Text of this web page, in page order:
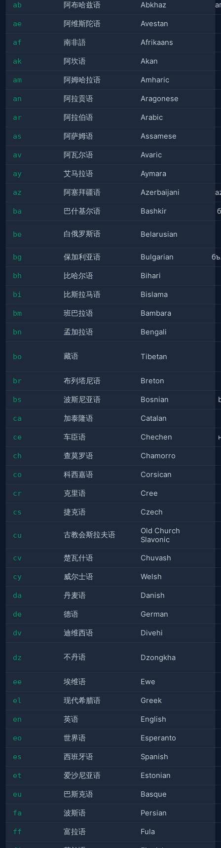
ab 阿布哈兹语 Abkhaz
ae 阿维斯陀语 Avestan
af 南非語 Afrikaans
ak 阿坎语 Akan
am 阿姆哈拉语 Amharic
an 阿拉贡语 Aragonese
ar 阿拉伯语 Arabic
as 阿萨姆语 Assamese
av 阿瓦尔语 Avaric
ay 艾马拉语 Aymara
az 阿塞拜疆语 Azerbaijani
ba 巴什基尔语 Bashkir
be 白俄罗斯语 Belarusian
bg 保加利亚语 Bulgarian
bh 比哈尔语 Bihari
bi 比斯拉马语 Bislama
bm 班巴拉语 Bambara
bn 孟加拉语 Bengali
bo 藏语 Tibetan
br 布列塔尼语 Breton
bs 波斯尼亚语 Bosnian
ca 加泰隆语 Catalan
ce 车臣语 Chechen
ch 查莫罗语 Chamorro
co 科西嘉语 Corsican
cr 克里语 Cree
cs 捷克语 Czech
cu 古教会斯拉夫语
Old Church
Slavonic
cv 楚瓦什语 Chuvash
cy 威尔士语 Welsh
da 丹麦语 Danish
de 德语 German
dv 迪维西语 Divehi
dz 不丹语 Dzongkha
ee 埃维语 Ewe
el 现代希腊语 Greek
en 英语 English
eo 世界语 Esperanto
es 西班牙语 Spanish
et 爱沙尼亚语 Estonian
eu 巴斯克语 Basque
fa 波斯语 Persian
ff 富拉语 Fula